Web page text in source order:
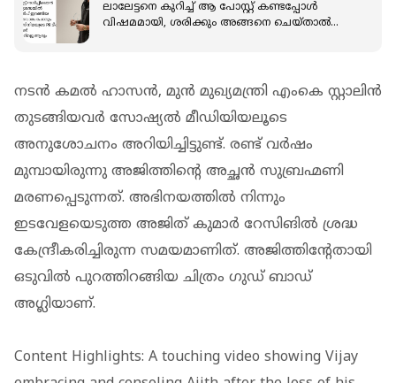
ലാലേട്ടനെ കുറിച്ച് ആ പോസ്റ്റ് കണ്ടപ്പോൾ
വിഷമമായി, ശരിക്കും അങ്ങനെ ചെയ്താൽ
നടന്‍ കമല്‍ ഹാസന്‍, മുന്‍ മുഖ്യമന്ത്രി എംകെ സ്റ്റാലിന്‍
തുടങ്ങിയവര്‍ സോഷ്യല്‍ മീഡിയിയലൂടെ
അനുശോചനം അറിയിച്ചിട്ടുണ്ട്. രണ്ട് വര്‍ഷം
മുമ്പായിരുന്നു അജിത്തിന്റെ അച്ഛന്‍ സുബ്രഹ്മണി
മരണപ്പെടുന്നത്. അഭിനയത്തില്‍ നിന്നും
ഇടവേളയെടുത്ത അജിത് കുമാര്‍ റേസിങില്‍ ശ്രദ്ധ
കേന്ദ്രീകരിച്ചിരുന്ന സമയമാണിത്. അജിത്തിന്റേതായി
ഒടുവില്‍ പുറത്തിറങ്ങിയ ചിത്രം ഗുഡ് ബാഡ്
അഗ്ലിയാണ്.
Content Highlights: A touching video showing Vijay